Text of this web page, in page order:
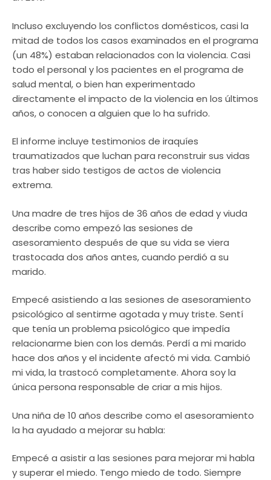
Incluso excluyendo los conflictos domésticos, casi la
mitad de todos los casos examinados en el programa
(un 48%) estaban relacionados con la violencia. Casi
todo el personal y los pacientes en el programa de
salud mental, o bien han experimentado
directamente el impacto de la violencia en los últimos
años, o conocen a alguien que lo ha sufrido.
El informe incluye testimonios de iraquíes
traumatizados que luchan para reconstruir sus vidas
tras haber sido testigos de actos de violencia
extrema.
Una madre de tres hijos de 36 años de edad y viuda
describe como empezó las sesiones de
asesoramiento después de que su vida se viera
trastocada dos años antes, cuando perdió a su
marido.
Empecé asistiendo a las sesiones de asesoramiento
psicológico al sentirme agotada y muy triste. Sentí
que tenía un problema psicológico que impedía
relacionarme bien con los demás. Perdí a mi marido
hace dos años y el incidente afectó mi vida. Cambió
mi vida, la trastocó completamente. Ahora soy la
única persona responsable de criar a mis hijos.
Una niña de 10 años describe como el asesoramiento
la ha ayudado a mejorar su habla:
Empecé a asistir a las sesiones para mejorar mi habla
y superar el miedo. Tengo miedo de todo. Siempre